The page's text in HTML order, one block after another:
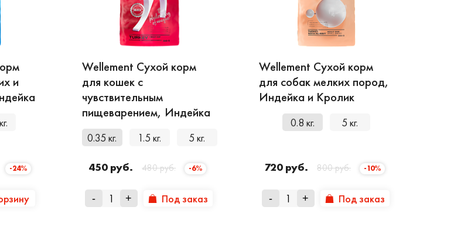
и
-24%
Wellement Сухой корм
для кошек с
чувствительным
пищеварением, Индейка
0.35 кг. 1.5 кг. 5 кг.
450 руб. 480 руб. -6%
- + Под заказ
Wellement Сухой корм
для собак мелких пород,
Индейка и Кролик
0.8 кг. 5 кг.
720 руб. 800 руб. -10%
- + Под заказ